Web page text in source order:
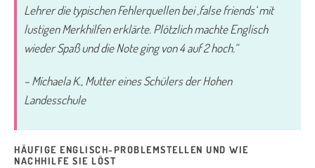
Lehrer die typischen Fehlerquellen bei ‚false friends‘ mit
lustigen Merkhilfen erklärte. Plötzlich machte Englisch
wieder Spaß und die Note ging von 4 auf 2 hoch.“
– Michaela K., Mutter eines Schülers der Hohen
Landesschule
HÄUFIGE ENGLISCH-PROBLEMSTELLEN UND WIE
NACHHILFE SIE LÖST